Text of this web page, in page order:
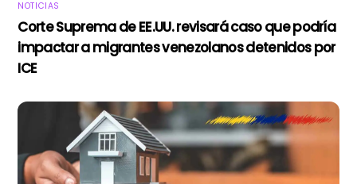
NOTICIAS
Corte Suprema de EE.UU. revisará caso que podría
impactar a migrantes venezolanos detenidos por
ICE